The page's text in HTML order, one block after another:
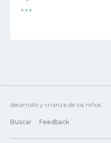
desarrollo y crianza de los niños
Buscar Feedback